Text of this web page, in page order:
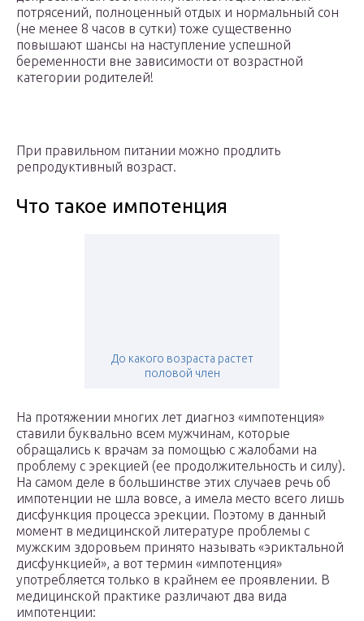
потрясений, полноценный отдых и нормальный сон
(не менее 8 часов в сутки) тоже существенно
повышают шансы на наступление успешной
беременности вне зависимости от возрастной
категории родителей!
При правильном питании можно продлить
репродуктивный возраст.
Что такое импотенция
До какого возраста растет
половой член
На протяжении многих лет диагноз «импотенция»
ставили буквально всем мужчинам, которые
обращались к врачам за помощью с жалобами на
проблему с эрекцией (ее продолжительность и силу).
На самом деле в большинстве этих случаев речь об
импотенции не шла вовсе, а имела место всего лишь
дисфункция процесса эрекции. Поэтому в данный
момент в медицинской литературе проблемы с
мужским здоровьем принято называть «эриктальной
дисфункцией», а вот термин «импотенция»
употребляется только в крайнем ее проявлении. В
медицинской практике различают два вида
импотенции: